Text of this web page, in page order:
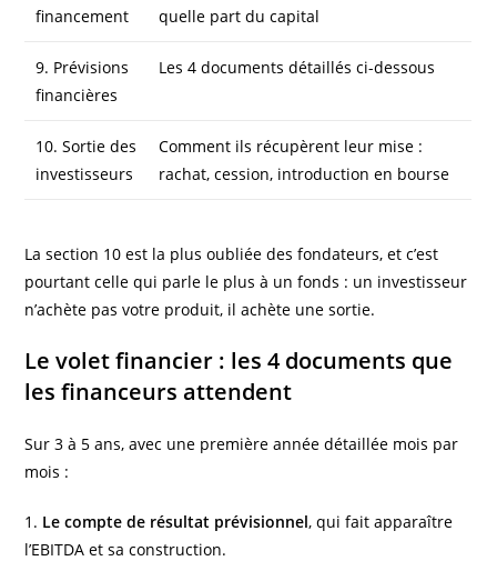
financement
quelle part du capital
9. Prévisions
financières
Les 4 documents détaillés ci-dessous
10. Sortie des
investisseurs
Comment ils récupèrent leur mise :
rachat, cession, introduction en bourse
La section 10 est la plus oubliée des fondateurs, et c’est
pourtant celle qui parle le plus à un fonds : un investisseur
n’achète pas votre produit, il achète une sortie.
Le volet financier : les 4 documents que
les financeurs attendent
Sur 3 à 5 ans, avec une première année détaillée mois par
mois :
1. Le compte de résultat prévisionnel, qui fait apparaître
l’EBITDA et sa construction.